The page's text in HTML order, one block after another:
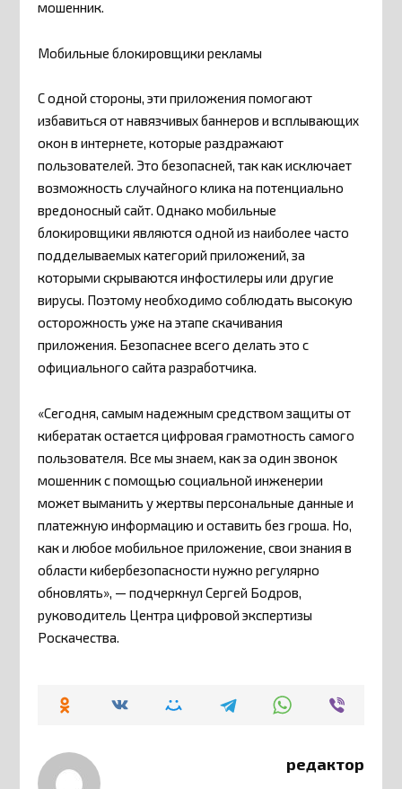
мошенник.
Мобильные блокировщики рекламы
С одной стороны, эти приложения помогают
избавиться от навязчивых баннеров и всплывающих
окон в интернете, которые раздражают
пользователей. Это безопасней, так как исключает
возможность случайного клика на потенциально
вредоносный сайт. Однако мобильные
блокировщики являются одной из наиболее часто
подделываемых категорий приложений, за
которыми скрываются инфостилеры или другие
вирусы. Поэтому необходимо соблюдать высокую
осторожность уже на этапе скачивания
приложения. Безопаснее всего делать это с
официального сайта разработчика.
«Сегодня, самым надежным средством защиты от
кибератак остается цифровая грамотность самого
пользователя. Все мы знаем, как за один звонок
мошенник с помощью социальной инженерии
может выманить у жертвы персональные данные и
платежную информацию и оставить без гроша. Но,
как и любое мобильное приложение, свои знания в
области кибербезопасности нужно регулярно
обновлять», — подчеркнул Сергей Бодров,
руководитель Центра цифровой экспертизы
Роскачества.
редактор